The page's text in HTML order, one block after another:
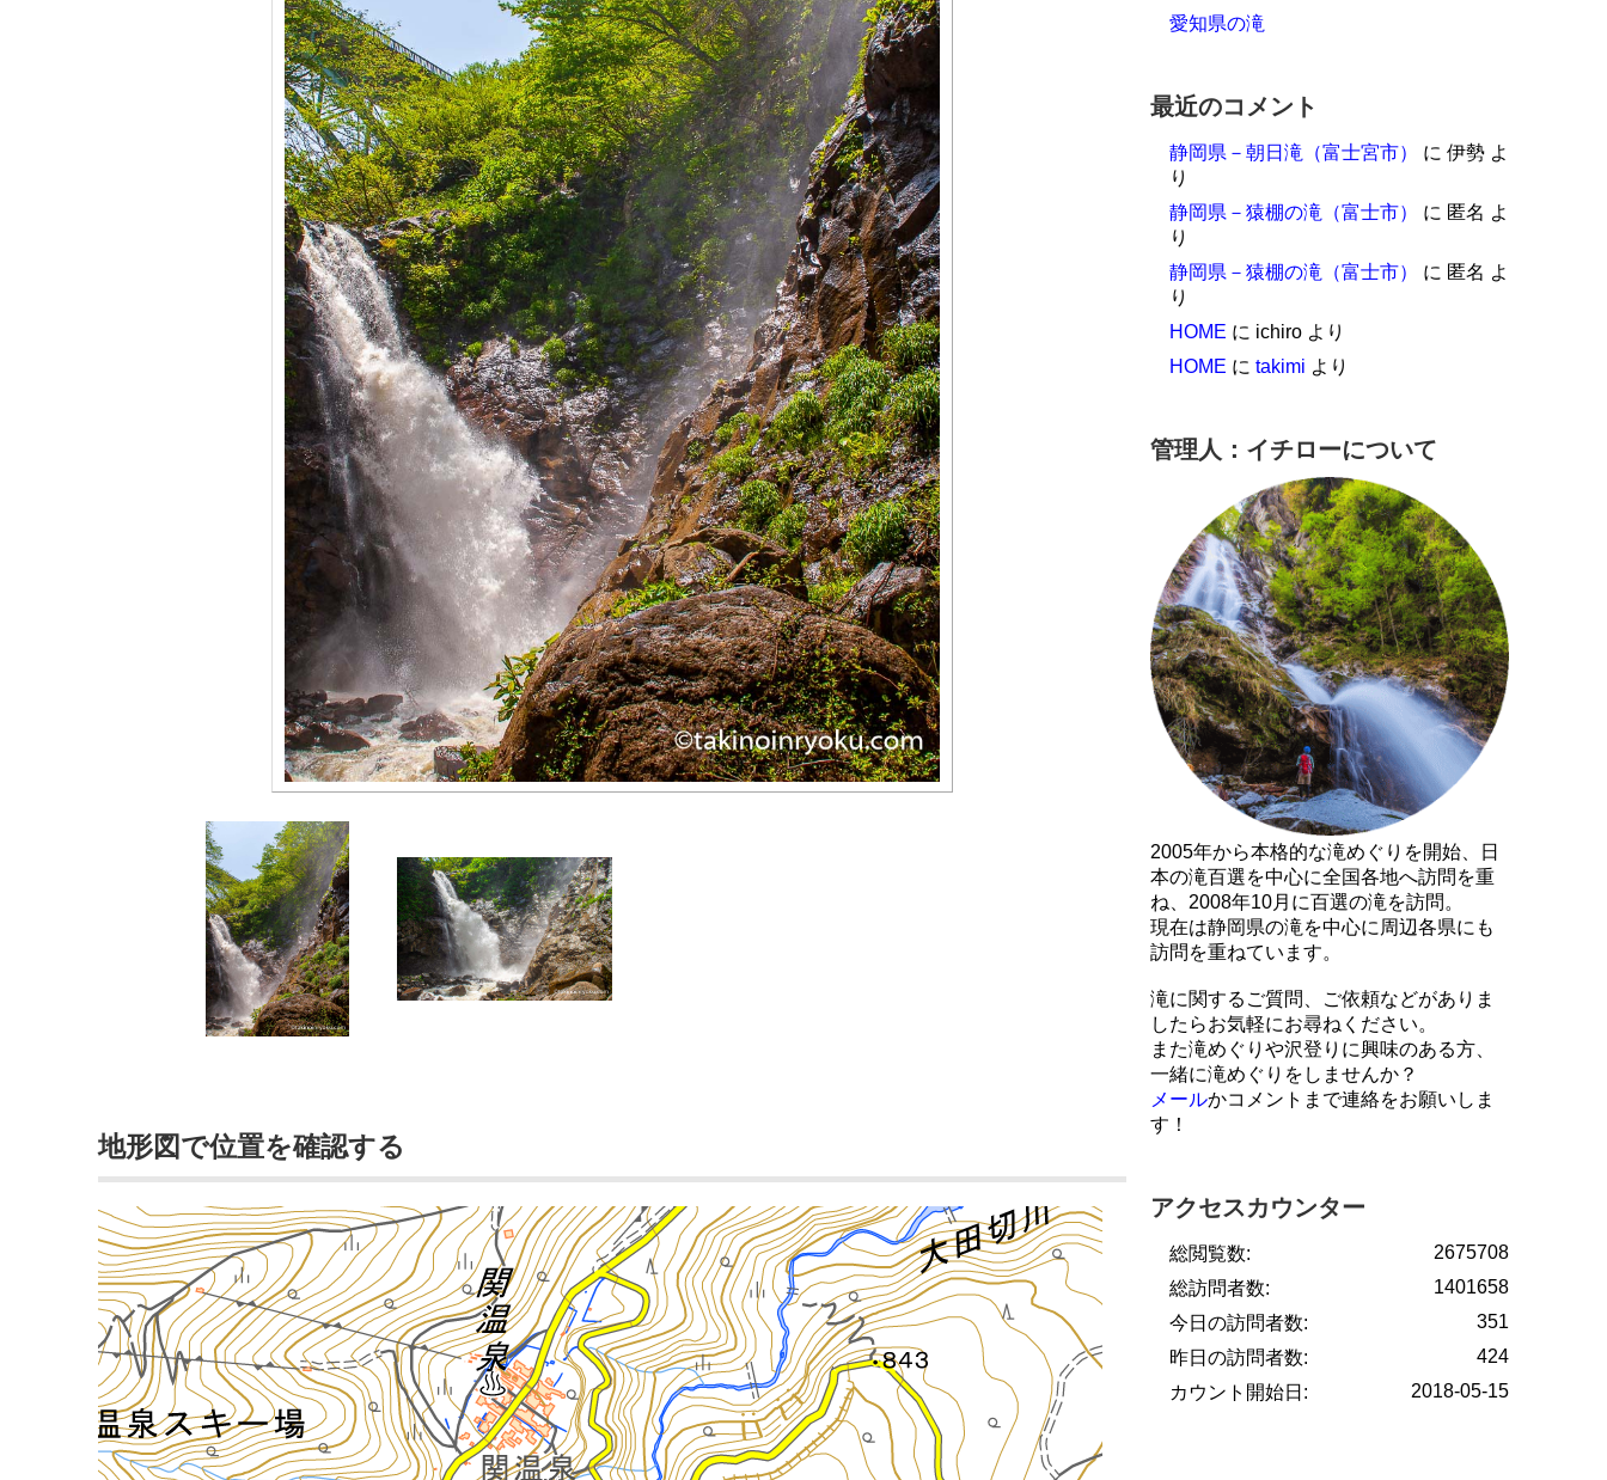
地形図で位置を確認する
愛知県の滝
最近のコメント
静岡県－朝日滝（富士宮市） に 伊勢 よ
り
静岡県－猿棚の滝（富士市）
に 匿名 よ
り
静岡県－猿棚の滝（富士市）
に 匿名 よ
り
HOME に ichiro より
HOME に takimi より
管理人：イチローについて
2005年から本格的な滝めぐりを開始、日
本の滝百選を中心に全国各地へ訪問を重
ね、2008年10月に百選の滝を訪問。
現在は静岡県の滝を中心に周辺各県にも
訪問を重ねています。
滝に関するご質問、ご依頼などがありま
したらお気軽にお尋ねください。
また滝めぐりや沢登りに興味のある方、
一緒に滝めぐりをしませんか？
メールかコメントまで連絡をお願いしま
す！
アクセスカウンター
2675708
総閲覧数:
1401658
総訪問者数:
351
今日の訪問者数:
424
昨日の訪問者数:
2018-05-15
カウント開始日: